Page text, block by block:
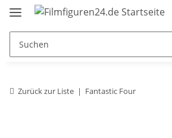
Zurück zur Liste Fantastic Four